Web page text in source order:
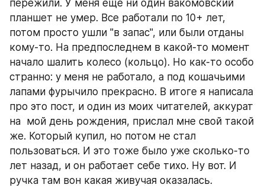
пережили. У меня еще ни один вакомовский
планшет не умер. Все работали по 10+ лет,
потом просто ушли "в запас", или были отданы
кому-то. На предпоследнем в какой-то момент
начало шалить колесо (кольцо). Но как-то особо
странно: у меня не работало, а под кошачьими
лапами фурычило прекрасно. В итоге я написала
про это пост, и один из моих читателей, аккурат
на  мой день рождения, прислал мне свой такой
же. Который купил, но потом не стал
пользоваться. И это тоже было уже сколько-то
лет назад, и он работает себе тихо. Ну вот. И
ручка там вон какая живучая оказалась.